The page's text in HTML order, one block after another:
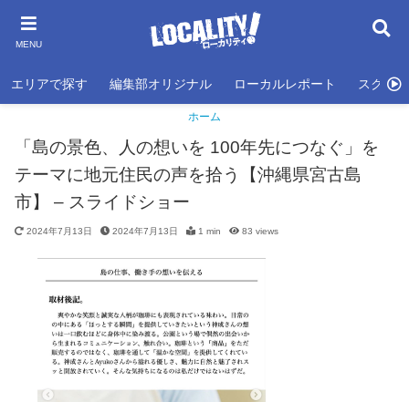
MENU
エリアで探す 編集部オリジナル ローカルレポート スクール
ホーム
「島の景色、人の想いを 100年先につなぐ」を
テーマに地元住民の声を拾う【沖縄県宮古島
市】 – スライドショー
2024年7月13日 2024年7月13日 1 min 83 views